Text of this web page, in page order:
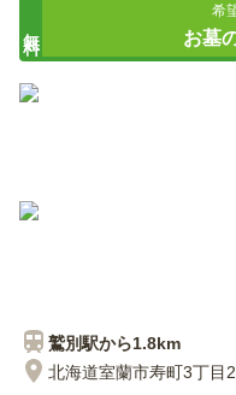
希
お墓
鷲別駅から1.8km
北海道室蘭市寿町3丁目